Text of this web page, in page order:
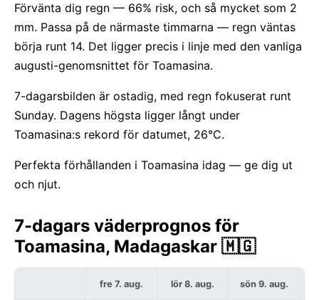
Förvänta dig regn — 66% risk, och så mycket som 2
mm. Passa på de närmaste timmarna — regn väntas
börja runt 14. Det ligger precis i linje med den vanliga
augusti-genomsnittet för Toamasina.
7-dagarsbilden är ostadig, med regn fokuserat runt
Sunday. Dagens högsta ligger långt under
Toamasina:s rekord för datumet, 26°C.
Perfekta förhållanden i Toamasina idag — ge dig ut
och njut.
7-dagars väderprognos för
Toamasina, Madagaskar 🇲🇬
fre 7. aug. lör 8. aug. sön 9. aug.